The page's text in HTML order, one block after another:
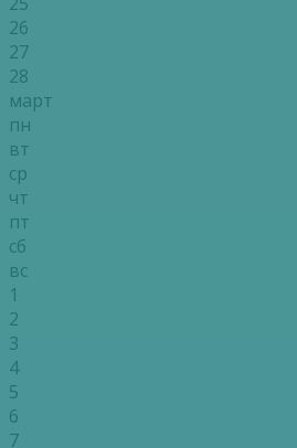
26
27
28
март
пн
вт
ср
чт
пт
сб
вс
1
2
3
4
5
6
7